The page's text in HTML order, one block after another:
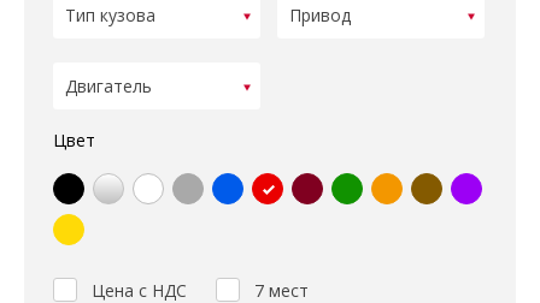
Цвет
Цена с НДС 7 мест